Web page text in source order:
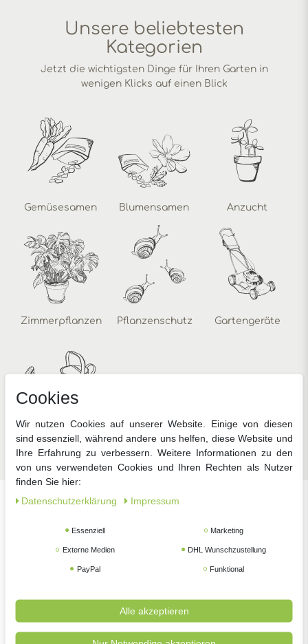
Unsere beliebtesten
Kategorien
Jetzt die wichtigsten Dinge für Ihren Garten in
wenigen Klicks auf einen Blick
Gemüsesamen Blumensamen Anzucht
Zimmerpflanzen Pflanzenschutz Gartengeräte
Zubehör
Cookies
Wir nutzen Cookies auf unserer Website. Einige von diesen
sind essenziell, während andere uns helfen, diese Website und
Ihre Erfahrung zu verbessern. Weitere Informationen zu den
von uns verwendeten Cookies und Ihren Rechten als Nutzer
finden Sie hier:
Daten­schutz­erklärung
Impressum
Essenziell Marketing
Externe Medien DHL Wunschzustellung
PayPal Funktional
Alle akzeptieren